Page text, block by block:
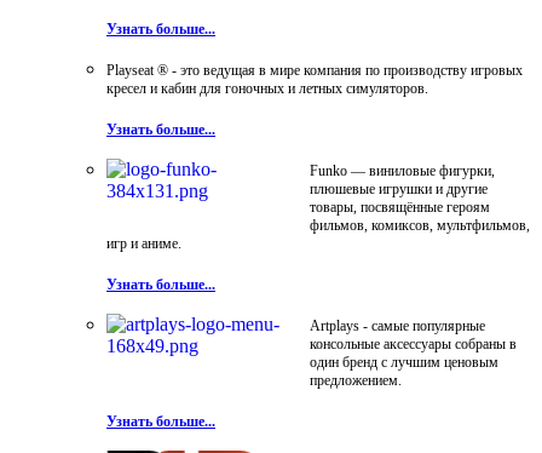
Узнать больше...
Playseat ® - это ведущая в мире компания по производству игровых
кресел и кабин для гоночных и летных симуляторов.
Узнать больше...
Funko — виниловые фигурки,
плюшевые игрушки и другие
товары, посвящённые героям
фильмов, комиксов, мультфильмов,
игр и аниме.
Узнать больше...
Artplays - самые популярные
консольные аксессуары собраны в
один бренд с лучшим ценовым
предложением.
Узнать больше...